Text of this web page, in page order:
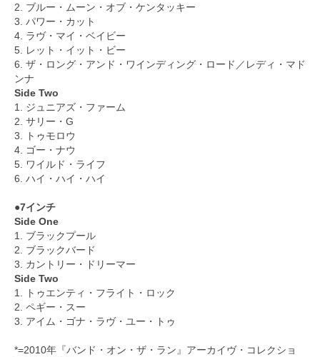
2. ブルー・ムーン・オブ・ケンタッキー
3. パワー・カット
4. ラヴ・マイ・ベイビー
5. レット・イット・ビー
6. ザ・ロング・アンド・ワインディング・ロード／レディ・マド
ンナ
Side Two
1. ジュニアズ・ファーム
2. サリー・G
3. トゥモロウ
4. ゴー・ナウ
5. ワイルド・ライフ
6. ハイ・ハイ・ハイ
●7インチ
Side One
1. ブラックプール
2. ブラックバード
3. カントリー・ドリーマー
Side Two
1. トゥエンティ・フライト・ロック
2. ペギー・スー
3. アイム・ゴナ・ラヴ・ユー・トゥ
*=2010年『バンド・オン・ザ・ラン』アーカイヴ・コレクショ